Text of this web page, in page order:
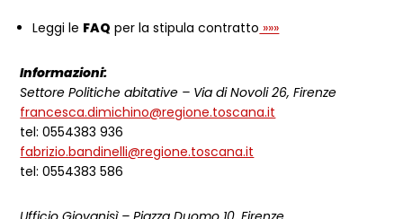
Leggi le FAQ per la stipula contratto »»»
Informazioni:
Settore Politiche abitative – Via di Novoli 26, Firenze
francesca.dimichino@regione.toscana.it
tel: 0554383 936
fabrizio.bandinelli@regione.toscana.it
tel: 0554383 586